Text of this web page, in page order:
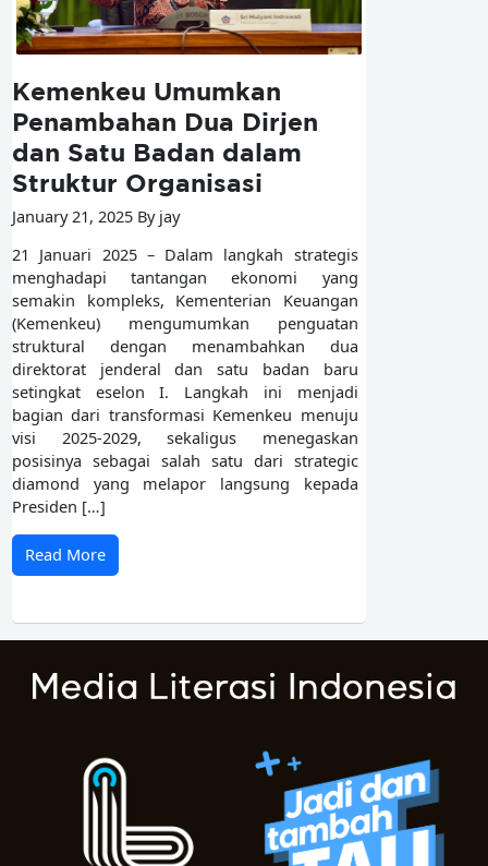
Kemenkeu Umumkan
Penambahan Dua Dirjen
dan Satu Badan dalam
Struktur Organisasi
January 21, 2025 By jay
21 Januari 2025 – Dalam langkah strategis
menghadapi tantangan ekonomi yang
semakin kompleks, Kementerian Keuangan
(Kemenkeu) mengumumkan penguatan
struktural dengan menambahkan dua
direktorat jenderal dan satu badan baru
setingkat eselon I. Langkah ini menjadi
bagian dari transformasi Kemenkeu menuju
visi 2025-2029, sekaligus menegaskan
posisinya sebagai salah satu dari strategic
diamond yang melapor langsung kepada
Presiden […]
Read More